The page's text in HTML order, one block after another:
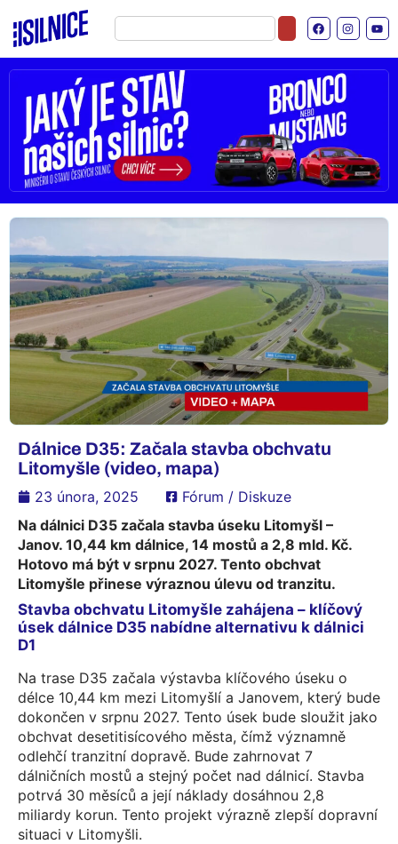
Dálnice D35: Začala stavba obchvatu
Litomyšle (video, mapa)
23 února, 2025
Fórum / Diskuze
Na dálnici D35 začala stavba úseku Litomyšl –
Janov. 10,44 km dálnice, 14 mostů a 2,8 mld. Kč.
Hotovo má být v srpnu 2027. Tento obchvat
Litomyšle přinese výraznou úlevu od tranzitu.
Stavba obchvatu Litomyšle zahájena – klíčový
úsek dálnice D35 nabídne alternativu k dálnici
D1
Na trase D35 začala výstavba klíčového úseku o
délce 10,44 km mezi Litomyšlí a Janovem, který bude
dokončen v srpnu 2027. Tento úsek bude sloužit jako
obchvat desetitisícového města, čímž významně
odlehčí tranzitní dopravě. Bude zahrnovat 7
dálničních mostů a stejný počet nad dálnicí. Stavba
potrvá 30 měsíců a její náklady dosáhnou 2,8
miliardy korun. Tento projekt výrazně zlepší dopravní
situaci v Litomyšli.